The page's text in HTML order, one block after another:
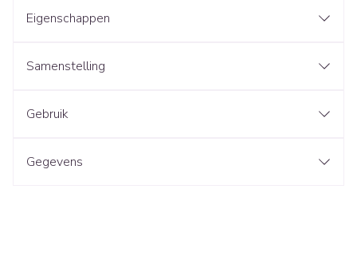
Eigenschappen
Samenstelling
Gebruik
Gegevens